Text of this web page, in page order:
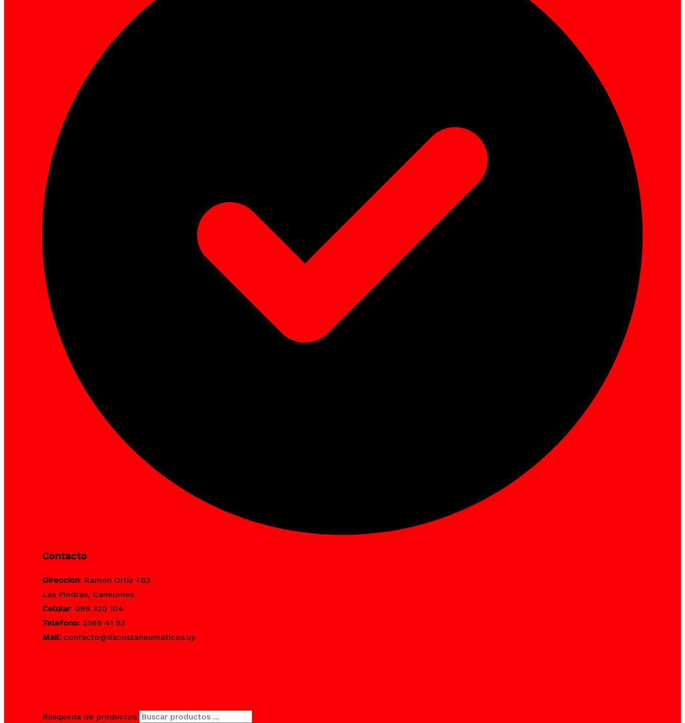
Contacto
Direccion: Ramon Ortiz 763
Las Piedras, Canelones
Celular: 099 320 104
Telefono: 2365 41 53
Mail: contacto@dacostaneumaticos.uy
Búsqueda de productos